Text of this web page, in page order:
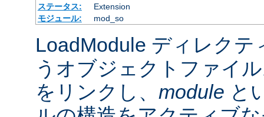
ステータス:
Extension
モジュール:
mod_so
LoadModule ディレク
うオブジェクトファイ
をリンクし、 module と